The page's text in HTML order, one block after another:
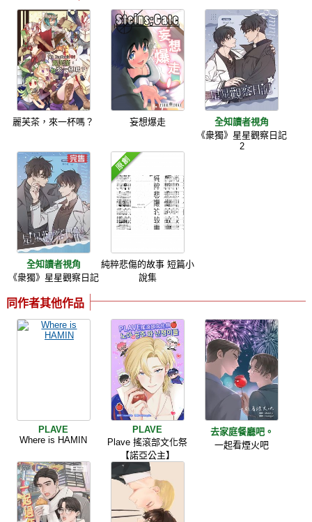
麗芙茶，來一杯嗎？ 妄想爆走
全知讀者視角
《衆獨》星星觀察日記
2
全知讀者視角
《衆獨》星星觀察日記
純粹悲傷的故事 短篇小
說集
同作者其他作品
PLAVE
Where is HAMIN
PLAVE
Plave 搖滾部文化祭
【諾亞公主】
去家庭餐廳吧。
一起看煙火吧